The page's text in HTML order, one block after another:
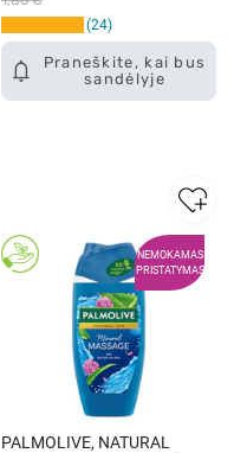
Praneškite, kai bus
sandėlyje
24
NEMOKAMAS
PRISTATYMAS
PALMOLIVE, NATURAL